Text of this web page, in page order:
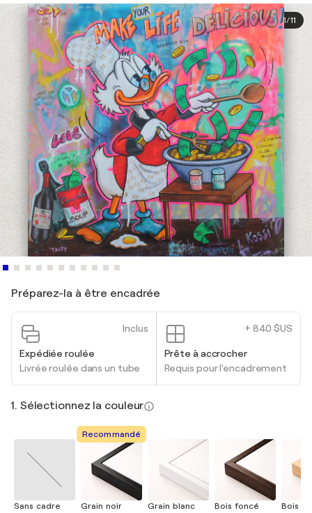
1/11
Préparez-la à être encadrée
Inclus
Expédiée roulée
Livrée roulée dans un tube
+ 840 $US
Prête à accrocher
Requis pour l'encadrement
1. Sélectionnez la couleur
Sans cadre
Recommandé
Grain noir
Grain blanc
Bois foncé
Bois